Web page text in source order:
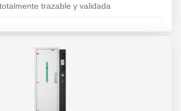
trazable y validada